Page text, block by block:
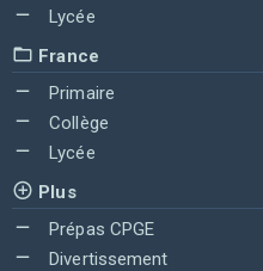
Lycée
France
Primaire
Collège
Lycée
Plus
Prépas CPGE
Divertissement